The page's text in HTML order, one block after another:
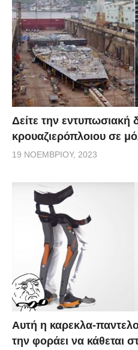
Δείτε την εντυπωσιακή
κρουαζιερόπλοιου σε
19 ΝΟΕΜΒΡΊΟΥ, 2023
Αυτή η καρεκλα-
την φοράει να κάθεται